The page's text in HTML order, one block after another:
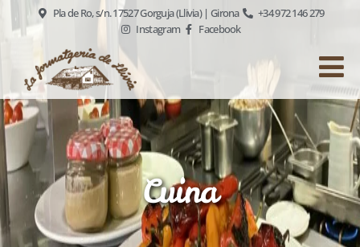
Pla de Ro, s/n. 17527 Gorguja (Llivia) | Girona
+34 972 146 279
Instagram
Facebook
Cuina